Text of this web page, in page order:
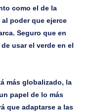
como el de la
poder que ejerce
Seguro que en
usar el verde en el
más globalizado, la
papel de lo más
que adaptarse a las